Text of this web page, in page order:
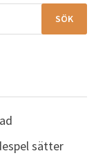
sätter